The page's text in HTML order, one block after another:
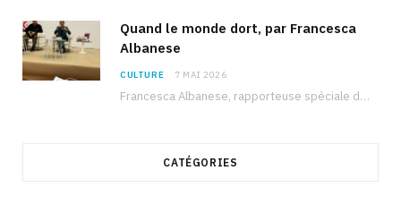
Quand le monde dort, par Francesca
Albanese
CULTURE 7 MAI 2026
Francesca Albanese, rapporteuse spéciale de l’ONU sur les territoires palestiniens occupés, était à Tunis pour…
CATÉGORIES